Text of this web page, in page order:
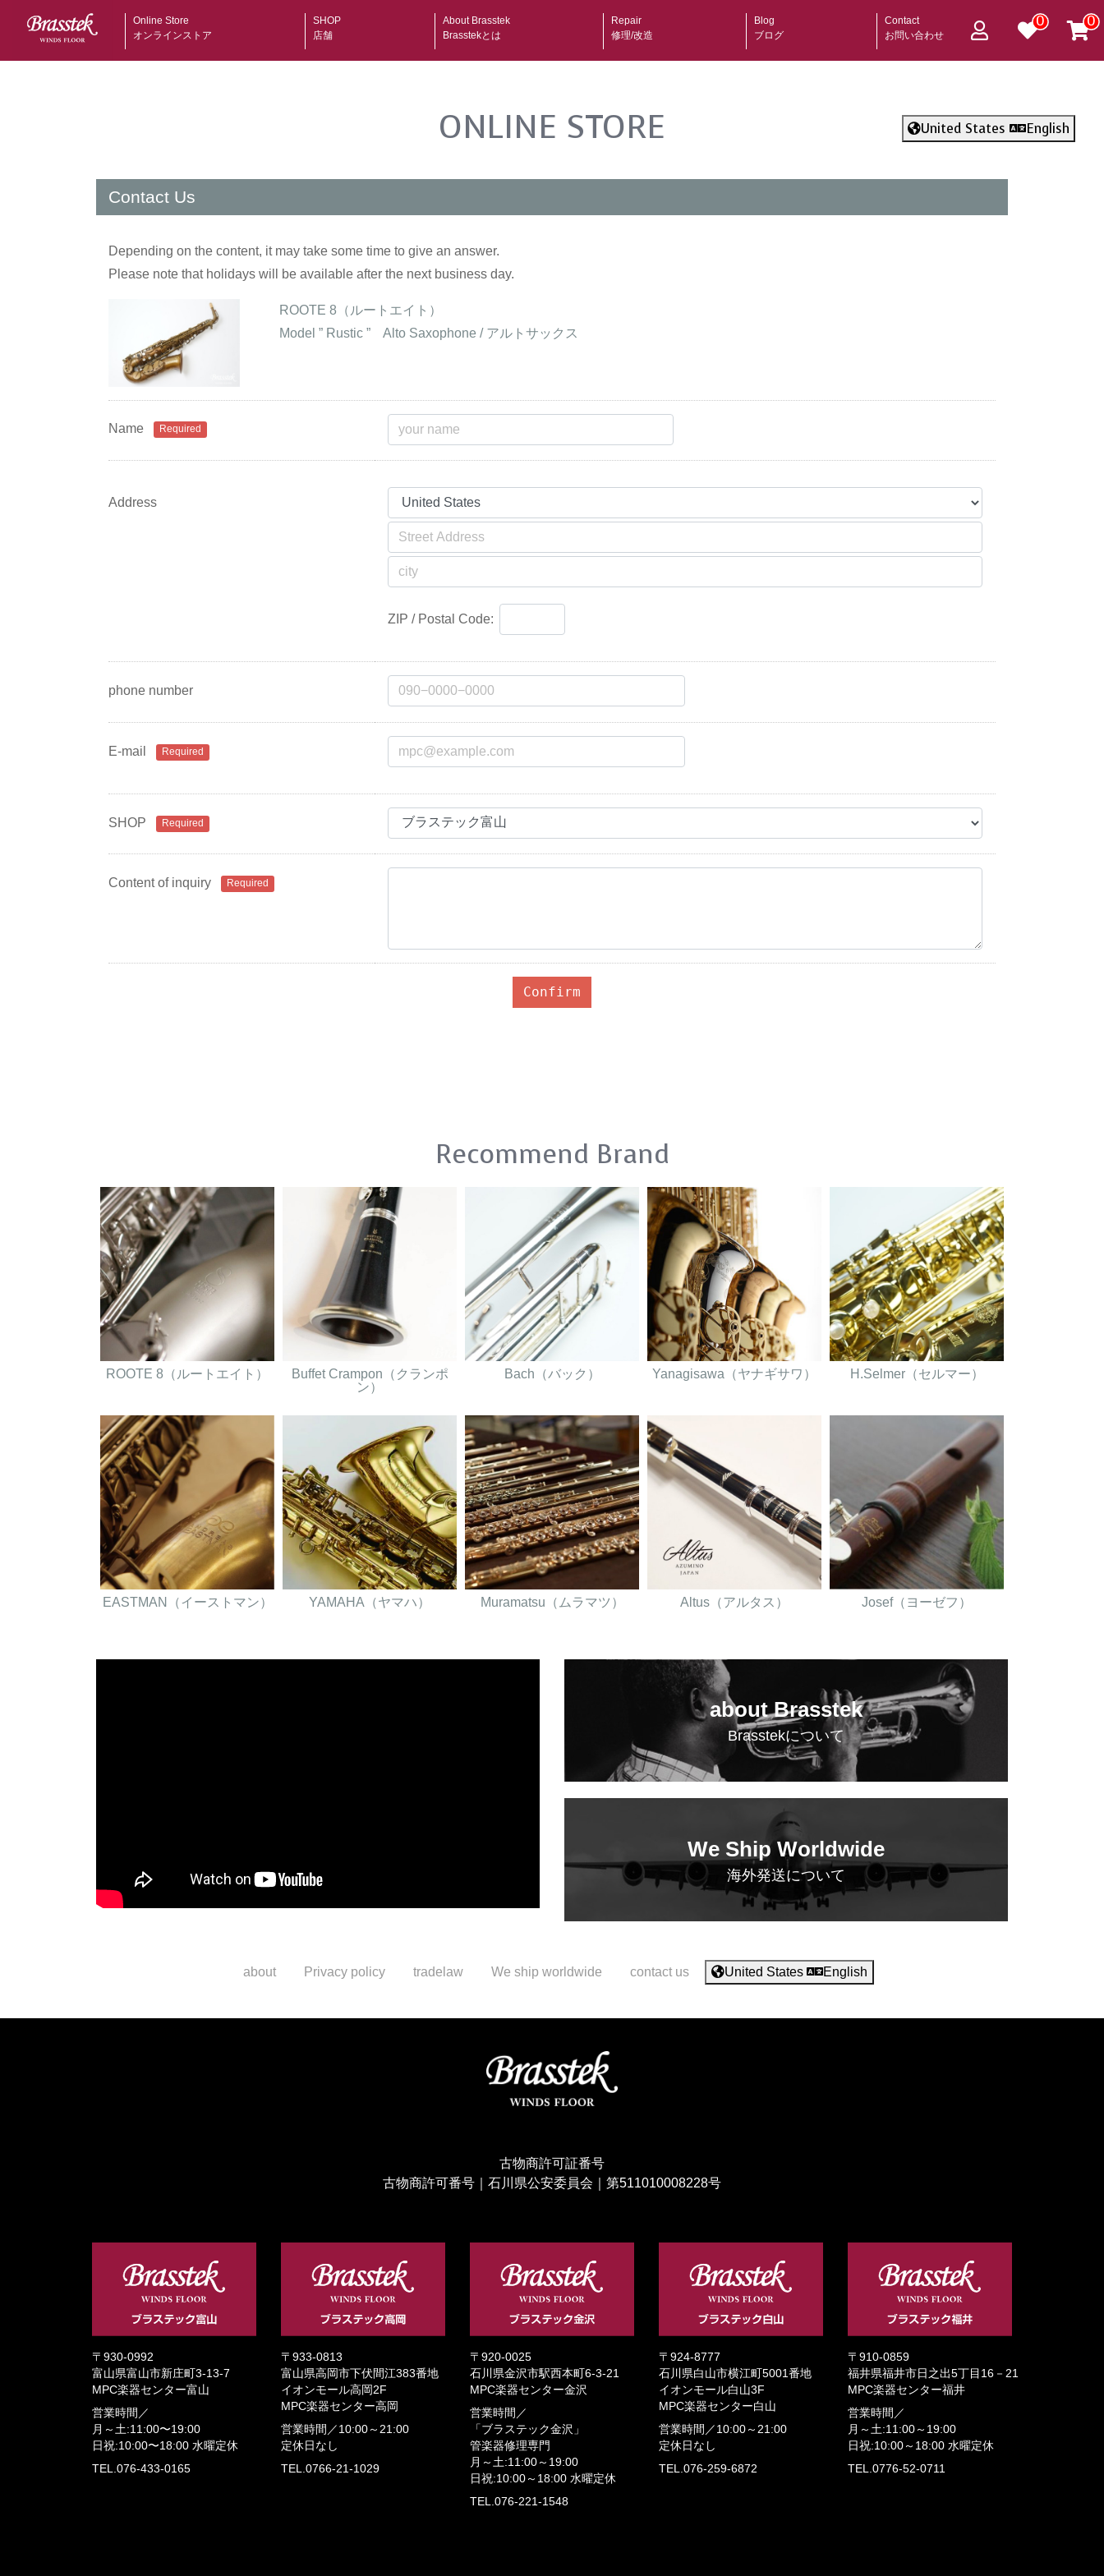
Online Store
オンラインストア
SHOP
店舗
About Brasstek
Brasstekとは
Repair
修理/改造
Blog
ブログ
Contact
お問い合わせ
0 0
ONLINE STORE United States English
Contact Us
Depending on the content, it may take some time to give an answer.
Please note that holidays will be available after the next business day.
ROOTE 8（ルートエイト）
Model ” Rustic ” Alto Saxophone / アルトサックス
Name Required
Address
ZIP / Postal Code:
phone number
E-mail Required
SHOP Required
Content of inquiry Required
Confirm
Recommend Brand
ROOTE 8（ルートエイト）
Buffet Crampon（クランポ
ン）
Bach（バック） Yanagisawa（ヤナギサワ） H.Selmer（セルマー）
EASTMAN（イーストマン） YAMAHA（ヤマハ） Muramatsu（ムラマツ） Altus（アルタス） Josef（ヨーゼフ）
about Brasstek
Brasstekについて
We Ship Worldwide
海外発送について
about Privacy policy tradelaw We ship worldwide contact us United States English
古物商許可証番号
古物商許可番号｜石川県公安委員会｜第511010008228号
〒930-0992
富山県富山市新庄町3-13-7
MPC楽器センター富山
営業時間／
月～土:11:00〜19:00
日祝:10:00〜18:00 水曜定休
TEL.076-433-0165
〒933-0813
富山県高岡市下伏間江383番地
イオンモール高岡2F
MPC楽器センター高岡
営業時間／ 10:00～21:00
定休日なし
TEL.0766-21-1029
〒920-0025
石川県金沢市駅西本町6-3-21
MPC楽器センター金沢
営業時間／
「ブラステック金沢」
管楽器修理専門
月～土:11:00～19:00
日祝:10:00～18:00 水曜定休
TEL.076-221-1548
〒924-8777
石川県白山市横江町5001番地
イオンモール白山3F
MPC楽器センター白山
営業時間／ 10:00～21:00
定休日なし
TEL.076-259-6872
〒910-0859
福井県福井市日之出5丁目16－21
MPC楽器センター福井
営業時間／
月～土:11:00～19:00
日祝:10:00～18:00 水曜定休
TEL.0776-52-0711